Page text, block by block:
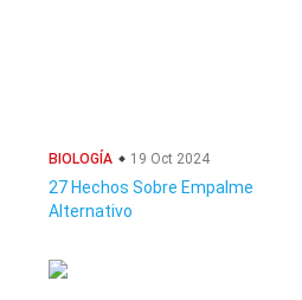
BIOLOGÍA 19 Oct 2024
27 Hechos Sobre Empalme
Alternativo